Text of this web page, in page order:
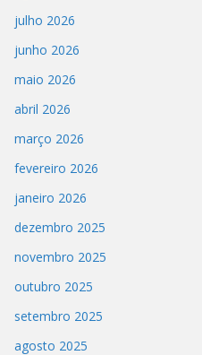
julho 2026
junho 2026
maio 2026
abril 2026
março 2026
fevereiro 2026
janeiro 2026
dezembro 2025
novembro 2025
outubro 2025
setembro 2025
agosto 2025